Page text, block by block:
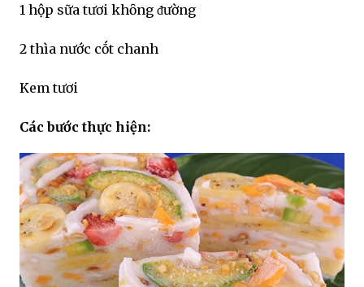
1 hộp sữa tươi khȏng ᵭường
2 thìa nước cṓt chanh
Kem tươi
Các bước thực hiện: